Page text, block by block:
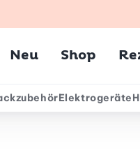
Neu Shop
Elektrogeräte